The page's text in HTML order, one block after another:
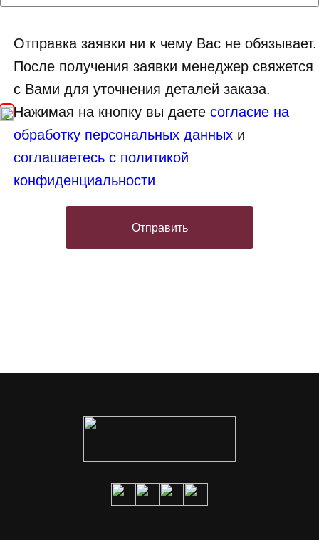
Отправка заявки ни к чему Вас не обязывает.
После получения заявки менеджер свяжется
с Вами для уточнения деталей заказа.
Нажимая на кнопку вы даетесогласие на
обработку персональных данных и
соглашаетесь с политикой
конфиденциальности
Отправить